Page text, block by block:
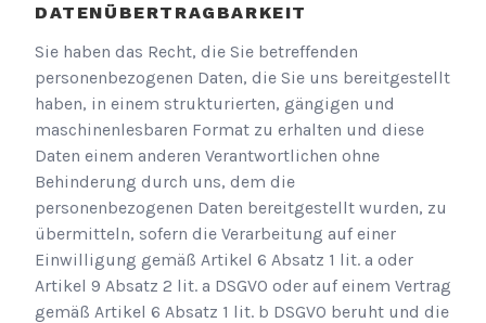
DATENÜBERTRAGBARKEIT
Sie haben das Recht, die Sie betreffenden
personenbezogenen Daten, die Sie uns bereitgestellt
haben, in einem strukturierten, gängigen und
maschinenlesbaren Format zu erhalten und diese
Daten einem anderen Verantwortlichen ohne
Behinderung durch uns, dem die
personenbezogenen Daten bereitgestellt wurden, zu
übermitteln, sofern die Verarbeitung auf einer
Einwilligung gemäß Artikel 6 Absatz 1 lit. a oder
Artikel 9 Absatz 2 lit. a DSGVO oder auf einem Vertrag
gemäß Artikel 6 Absatz 1 lit. b DSGVO beruht und die